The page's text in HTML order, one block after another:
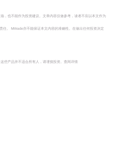
，也不能作为投资建议。文章内容仅做参考，读者不应以本文作为
。 Mitrade亦不能保证本文内容的准确性。在做出任何投资决定
些产品并不适合所有人，请谨慎投资。 查阅详情